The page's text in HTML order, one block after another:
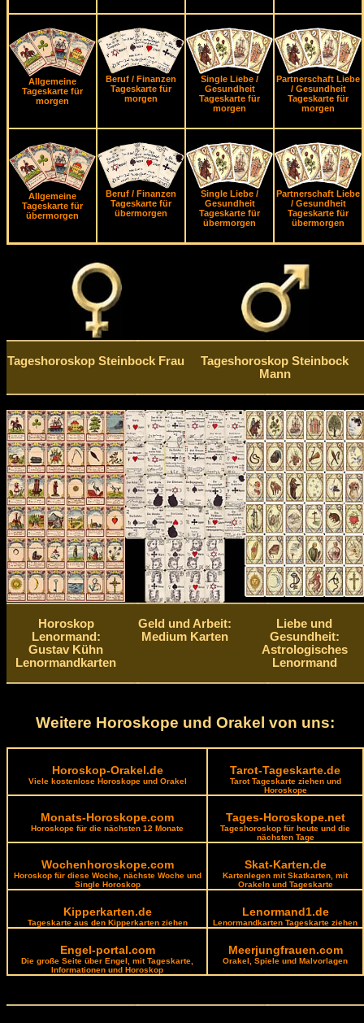
Allgemeine
Tageskarte für
morgen
Beruf / Finanzen
Tageskarte für
morgen
Single Liebe /
Gesundheit
Tageskarte für
morgen
Partnerschaft Liebe
/ Gesundheit
Tageskarte für
morgen
Allgemeine
Tageskarte für
übermorgen
Beruf / Finanzen
Tageskarte für
übermorgen
Single Liebe /
Gesundheit
Tageskarte für
übermorgen
Partnerschaft Liebe
/ Gesundheit
Tageskarte für
übermorgen
Tageshoroskop Steinbock Frau
Tageshoroskop Steinbock
Mann
Horoskop
Lenormand:
Gustav Kühn
Lenormandkarten
Geld und Arbeit:
Medium Karten
Liebe und
Gesundheit:
Astrologisches
Lenormand
Weitere Horoskope und Orakel von uns:
Horoskop-Orakel.de
Viele kostenlose Horoskope und Orakel
Tarot-Tageskarte.de
Tarot Tageskarte ziehen und
Horoskope
Monats-Horoskope.com
Horoskope für die nächsten 12 Monate
Tages-Horoskope.net
Tageshoroskop für heute und die
nächsten Tage
Wochenhoroskope.com
Horoskop für diese Woche, nächste Woche und
Single Horoskop
Skat-Karten.de
Kartenlegen mit Skatkarten, mit
Orakeln und Tageskarte
Kipperkarten.de
Tageskarte aus den Kipperkarten ziehen
Lenormand1.de
Lenormandkarten Tageskarte ziehen
Engel-portal.com
Die große Seite über Engel, mit Tageskarte,
Informationen und Horoskop
Meerjungfrauen.com
Orakel, Spiele und Malvorlagen